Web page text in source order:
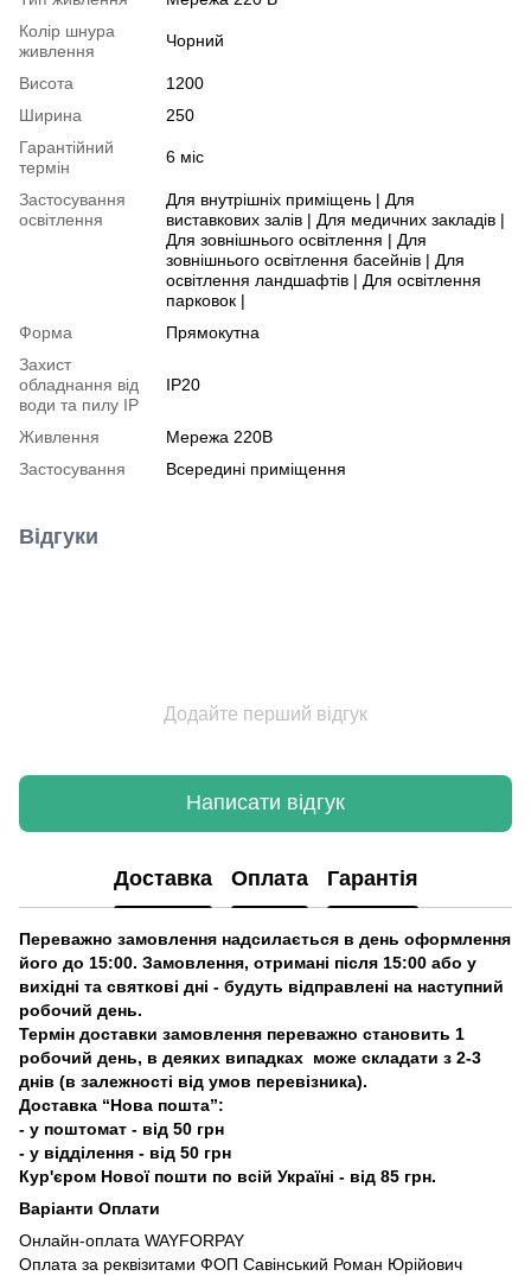
Колір шнура
живлення
Чорний
Висота
1200
Ширина
250
Гарантійний
термін
6 міс
Застосування
освітлення
Для внутрішніх приміщень | Для
виставкових залів | Для медичних закладів |
Для зовнішнього освітлення | Для
зовнішнього освітлення басейнів | Для
освітлення ландшафтів | Для освітлення
парковок |
Форма
Прямокутна
Захист
обладнання від
води та пилу IP
IP20
Живлення
Мережа 220В
Застосування
Всередині приміщення
Відгуки
Додайте перший відгук
Написати відгук
Доставка Оплата Гарантія
Переважно замовлення надсилається в день оформлення
його до 15:00. Замовлення, отримані після 15:00 або у
вихідні та святкові дні - будуть відправлені на наступний
робочий день.
Термін доставки замовлення переважно становить 1
робочий день, в деяких випадках може складати з 2-3
днів (в залежності від умов перевізника).
Доставка “Нова пошта”:
- у поштомат - від 50 грн
- у відділення - від 50 грн
Кур'єром Нової пошти по всій Україні - від 85 грн.
Варіанти Оплати
Онлайн-оплата WAYFORPAY
Оплата за реквізитами ФОП Савінський Роман Юрійович